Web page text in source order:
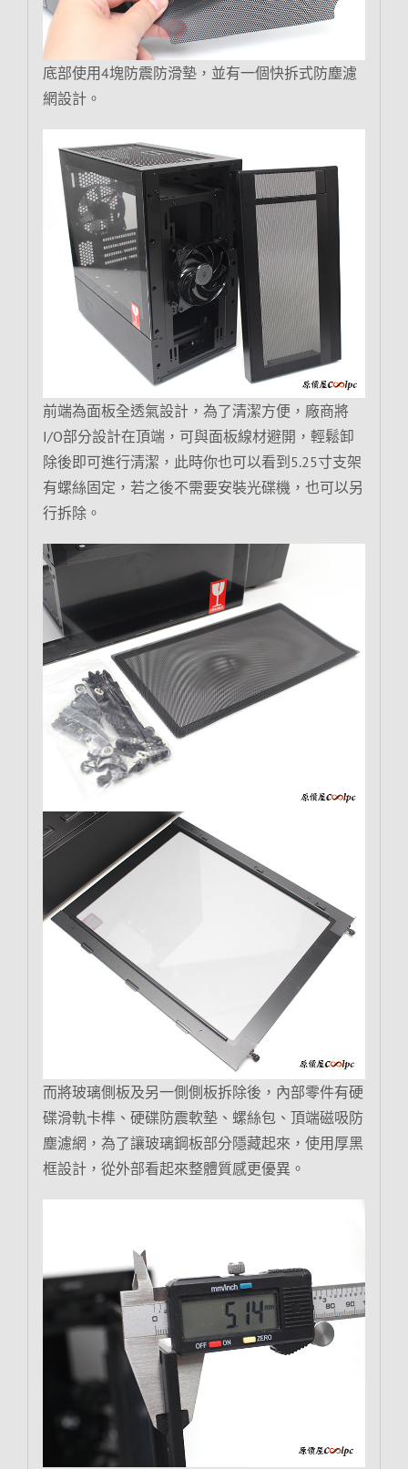
底部使用4塊防震防滑墊，並有一個快拆式防塵濾
網設計。
前端為面板全透氣設計，為了清潔方便，廠商將
I/O部分設計在頂端，可與面板線材避開，輕鬆卸
除後即可進行清潔，此時你也可以看到5.25寸支架
有螺絲固定，若之後不需要安裝光碟機，也可以另
行拆除。
而將玻璃側板及另一側側板拆除後，內部零件有硬
碟滑軌卡榫、硬碟防震軟墊、螺絲包、頂端磁吸防
塵濾網，為了讓玻璃鋼板部分隱藏起來，使用厚黑
框設計，從外部看起來整體質感更優異。